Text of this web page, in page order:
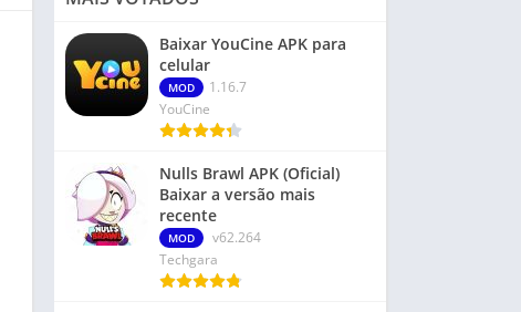
Baixar YouCine APK para
celular
MOD
1.16.7
YouCine
Nulls Brawl APK (Oficial)
Baixar a versão mais
recente
MOD
v62.264
Techgara